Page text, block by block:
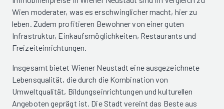
Wien moderater, was es erschwinglicher macht, hier zu
leben. Zudem profitieren Bewohner von einer guten
Infrastruktur, Einkaufsmöglichkeiten, Restaurants und
Freizeiteinrichtungen.
Insgesamt bietet Wiener Neustadt eine ausgezeichnete
Lebensqualität, die durch die Kombination von
Umweltqualität, Bildungseinrichtungen und kulturellen
Angeboten geprägt ist. Die Stadt vereint das Beste aus